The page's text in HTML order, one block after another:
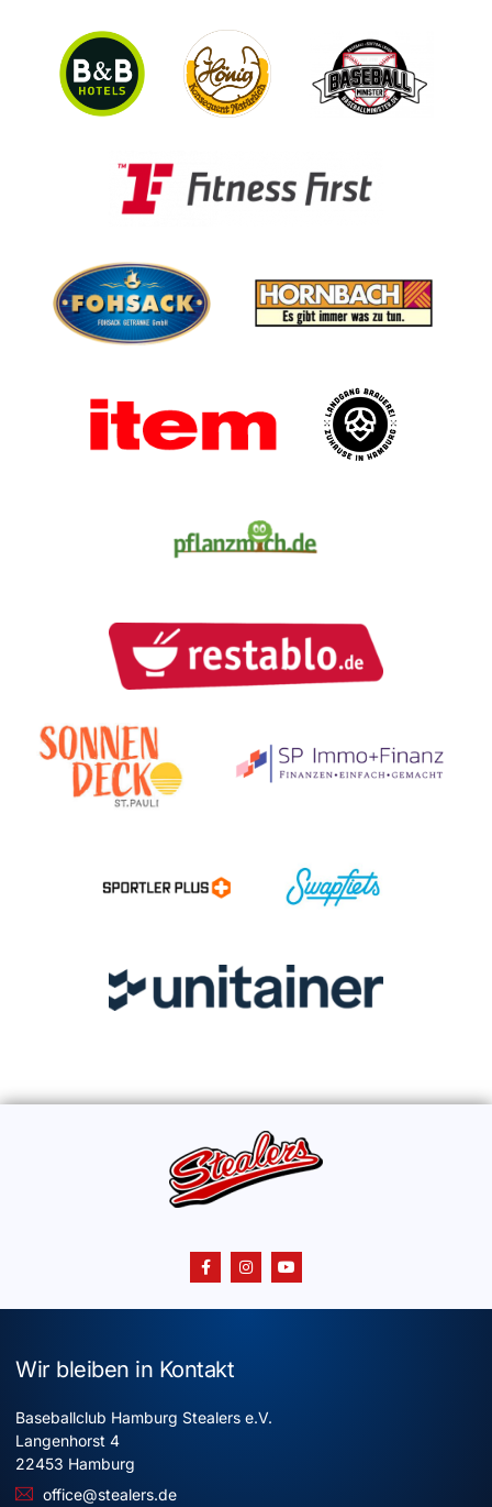
Wir bleiben in Kontakt
Baseballclub Hamburg Stealers e.V.
Langenhorst 4
22453 Hamburg
office@stealers.de